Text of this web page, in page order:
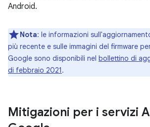
Android.
Nota: le informazioni
più recente e sulle immagini del firmware
Google sono disponibili nel bollettino di
di febbraio 2021.
Mitigazioni per i servizi